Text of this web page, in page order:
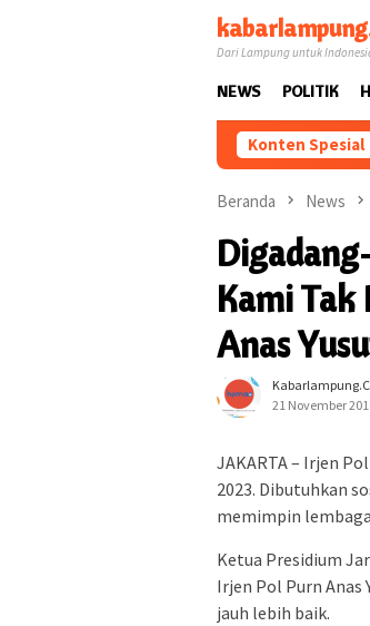
Dari Lampung untuk
NEWS POLITIK
Konten Spesial
Beranda News
Kami Tak
Anas
21 November
JAKARTA – Irjen
2023. Dibutuhkan
memimpin
Ketua Presidium
Irjen Pol Purn Anas
jauh lebih baik.